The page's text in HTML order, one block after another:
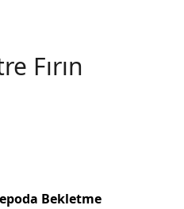
Fırın
Bekletme